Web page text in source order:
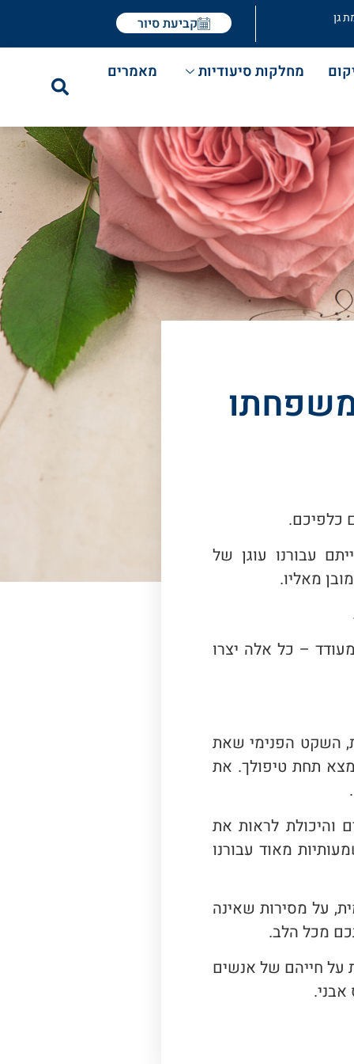
גן קביעת סיור
מחלקות סיעודיות מאמרים
כלפיכם.
עבורנו עוגן של
מאליו.
– כל אלה יצרו
השקט הפנימי שאת
תחת טיפולך. את
והיכולת לראות את
מאוד עבורנו
על מסירות שאינה
מכל הלב.
על חייהם של אנשים